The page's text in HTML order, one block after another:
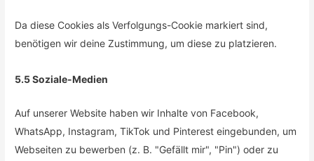
Da diese Cookies als Verfolgungs-Cookie markiert sind,
benötigen wir deine Zustimmung, um diese zu platzieren.
5.5 Soziale-Medien
Auf unserer Website haben wir Inhalte von Facebook,
WhatsApp, Instagram, TikTok und Pinterest eingebunden, um
Webseiten zu bewerben (z. B. "Gefällt mir", "Pin") oder zu